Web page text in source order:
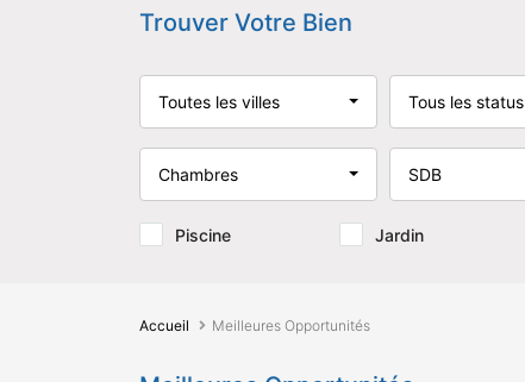
Trouver Votre Bien
Toutes les villes Tous les status
Chambres SDB
Piscine Jardin
Accueil Meilleures Opportunités